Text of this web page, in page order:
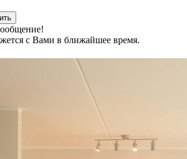
с Вами в ближайшее время.